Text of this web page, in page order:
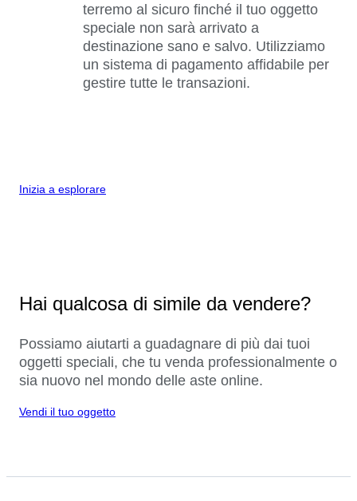
terremo al sicuro finché il tuo oggetto
speciale non sarà arrivato a
destinazione sano e salvo. Utilizziamo
un sistema di pagamento affidabile per
gestire tutte le transazioni.
Inizia a esplorare
Hai qualcosa di simile da vendere?
Possiamo aiutarti a guadagnare di più dai tuoi
oggetti speciali, che tu venda professionalmente o
sia nuovo nel mondo delle aste online.
Vendi il tuo oggetto